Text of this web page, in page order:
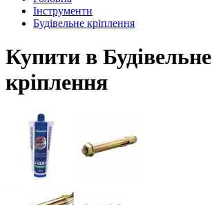
Інструменти
Будівельне кріплення
Купити в Будівельне
кріплення